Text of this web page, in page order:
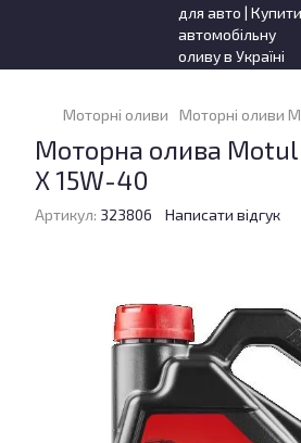
Моторні оливи Моторні оливи
Моторна олива Motul
X 15W-40
Артикул: 323806 Написати відгук